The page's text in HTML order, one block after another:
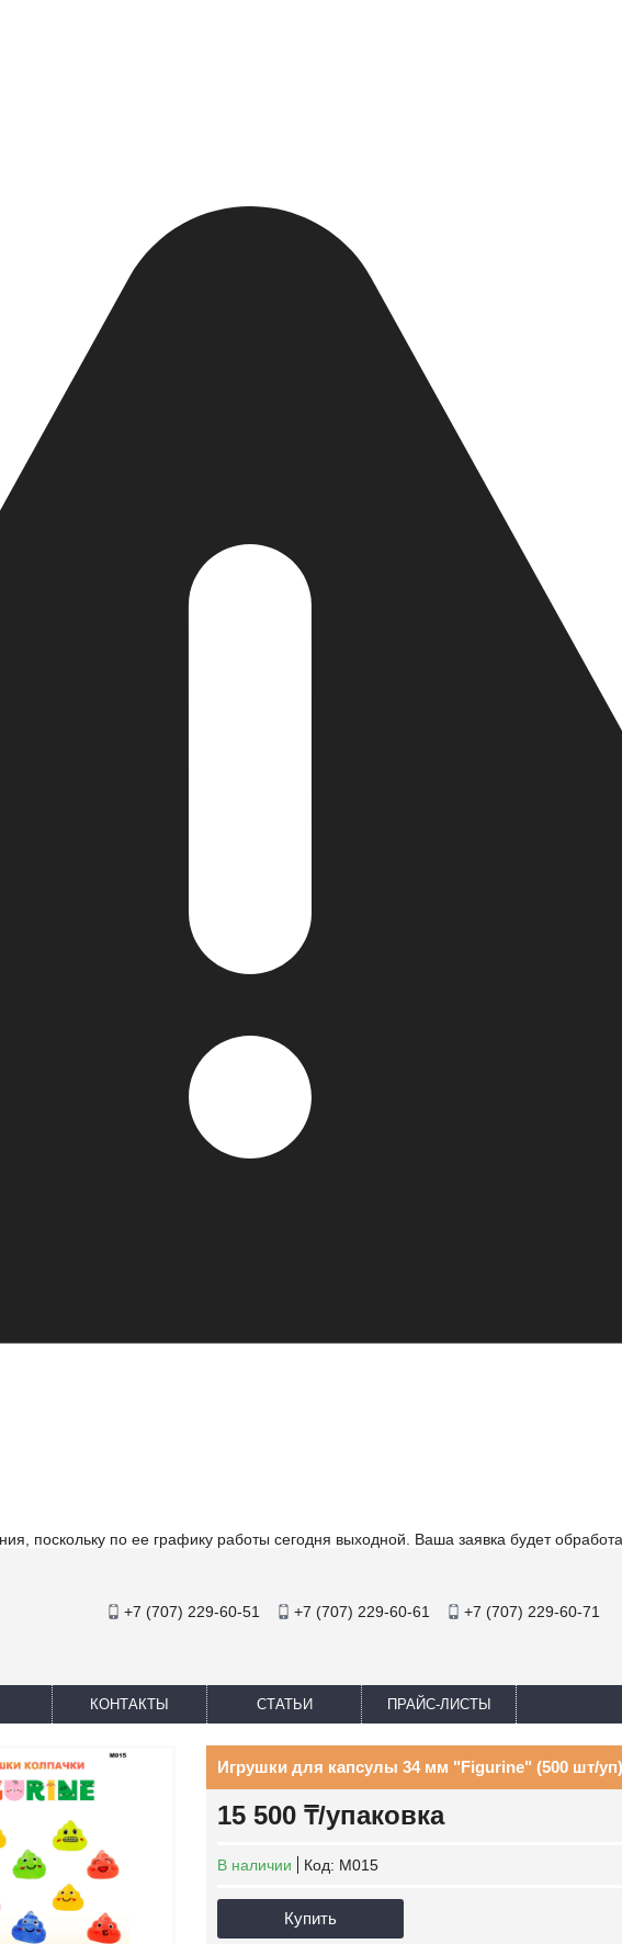
поскольку по ее графику работы сегодня выходной. Ваша заявка будет
+7 (707) 229-60-51 +7 (707) 229-60-61 +7 (707) 229-60-71
КОНТАКТЫ СТАТЬИ ПРАЙС-ЛИСТЫ
Игрушки для капсулы 34 мм "Figurine" (500 шт/уп)
15 500 ₸/упаковка
В наличии Код: M015
Купить